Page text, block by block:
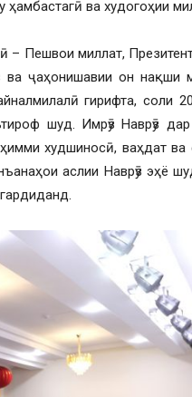
ва худогоҳии
– Пешвои миллат,
ҷаҳонишавии он нақши
гирифта, соли
шуд. Имрӯз Наврӯз
худшиносӣ, ваҳдат
аслии Наврӯз эҳё